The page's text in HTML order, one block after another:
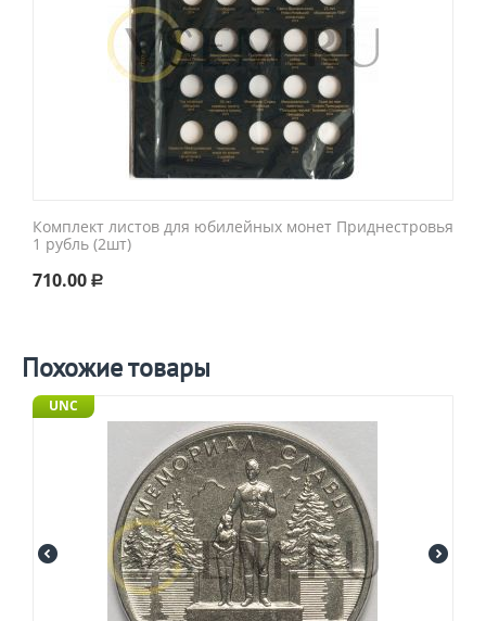
Комплект листов для юбилейных монет Приднестровья
1 рубль (2шт)
710.00 Р
Похожие товары
UNC